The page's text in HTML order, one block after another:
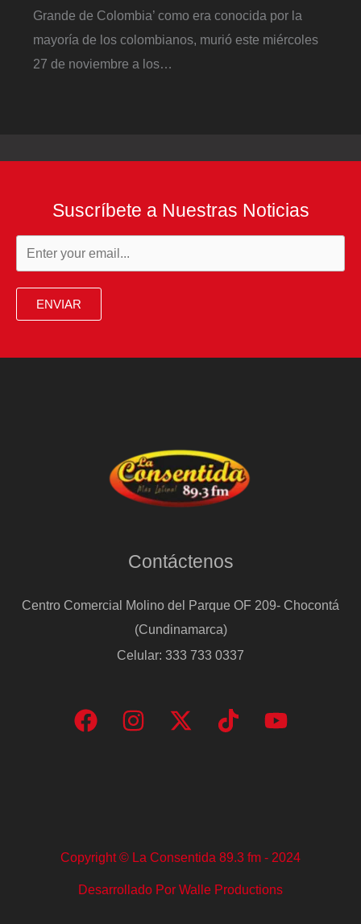
Grande de Colombia’ como era conocida por la
mayoría de los colombianos, murió este miércoles
27 de noviembre a los…
Suscríbete a Nuestras Noticias
ENVIAR
Contáctenos
Centro Comercial Molino del Parque OF 209- Chocontá
(Cundinamarca)
Celular: 333 733 0337
Copyright © La Consentida 89.3 fm - 2024
Desarrollado Por Walle Productions